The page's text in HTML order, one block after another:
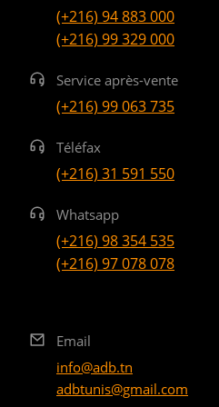
(+216) 94 883 000
(+216) 99 329 000
Service après-vente
(+216) 99 063 735
Téléfax
(+216) 31 591 550
Whatsapp
(+216) 98 354 535
(+216) 97 078 078
Email
info@adb.tn
adbtunis@gmail.com